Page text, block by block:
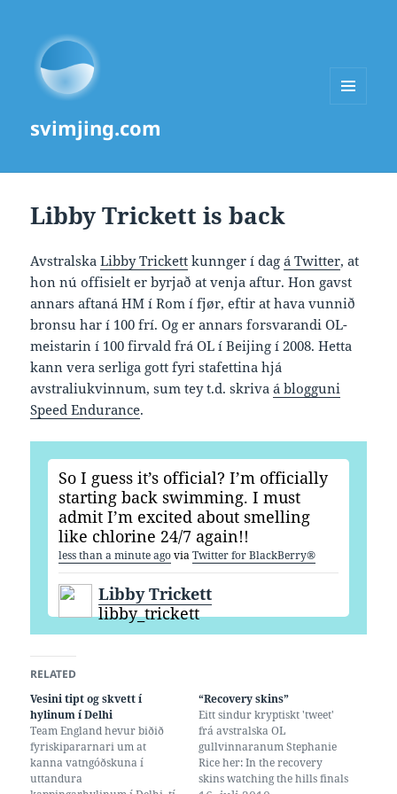
svimjing.com
Libby Trickett is back
AvstralskaLibby Trickett kunnger í dagá Twitter, at
hon nú offisielt er byrjað at venja aftur. Hon gavst
annars aftaná HM í Rom í fjør, eftir at hava vunnið
bronsu har í 100 frí. Og er annars forsvarandi OL-
meistarin í 100 firvald frá OL í Beijing í 2008. Hetta
kann vera serliga gott fyri stafettina hjá
avstraliukvinnum, sum tey t.d. skrivaá blogguni
Speed Endurance.
So I guess it’s official? I’m officially
starting back swimming. I must
admit I’m excited about smelling
like chlorine 24/7 again!!
less than a minute agoviaTwitter for BlackBerry®
Libby Trickett
libby_trickett
RELATED
Vesini tipt og skvett í
hylinum í Delhi
Team England hevur biðið
fyriskipararnari um at
kanna vatngóðskuna í
uttandura
“Recovery skins”
Eitt sindur kryptiskt 'tweet'
frá avstralska OL
gullvinnaranum Stephanie
Rice her: In the recovery
skins watching the hills finals